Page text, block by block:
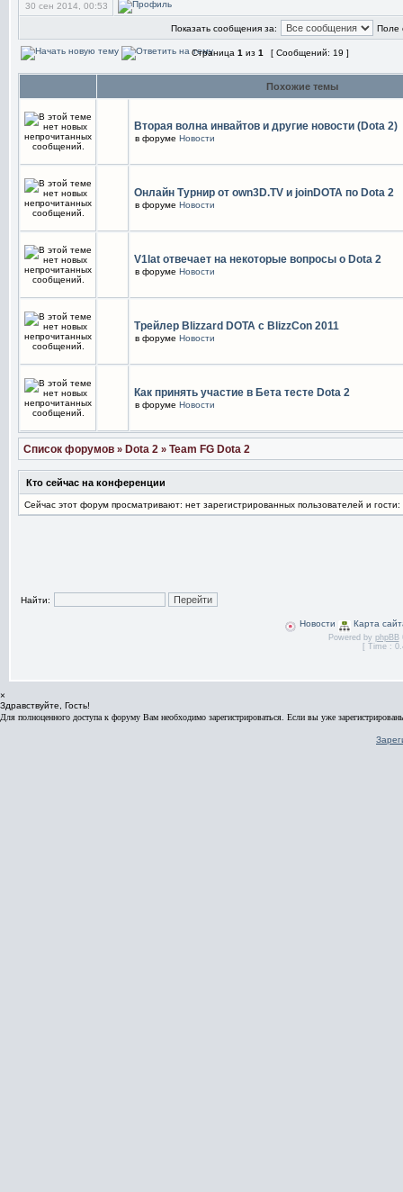
30 сен 2014, 00:53
Показать сообщения за: Поле
Страница 1 из 1 [ Сообщений: 19 ]
Похожие темы
Вторая волна инвайтов и другие новости (Dota 2)
в форуме Новости
Онлайн Турнир от own3D.TV и joinDOTA по Dota 2
в форуме Новости
V1lat отвечает на некоторые вопросы о Dota 2
в форуме Новости
Трейлер Blizzard DOTA c BlizzCon 2011
в форуме Новости
Как принять участие в Бета тесте Dota 2
в форуме Новости
Список форумов » Dota 2 » Team FG Dota 2
Кто сейчас на конференции
Сейчас этот форум просматривают: нет зарегистрированных пользователей и гости:
Найти:
Новости Карта
Powered by phpBB
[ Time :
×
Здравствуйте, Гость!
Для полноценного доступа к форуму Вам необходимо зарегистрироваться. Если вы уже